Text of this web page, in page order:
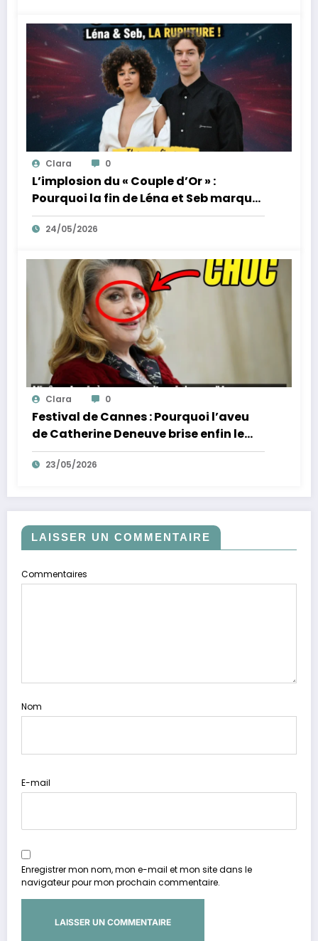
Clara 0
L’implosion du « Couple d’Or » :
Pourquoi la fin de Léna et Seb marque
la fin de l’innocence sur YouTube
24/05/2026
Clara 0
Festival de Cannes : Pourquoi l’aveu
de Catherine Deneuve brise enfin le
mythe de la Croisette
23/05/2026
LAISSER UN COMMENTAIRE
Commentaires
Nom
E-mail
Enregistrer mon nom, mon e-mail et mon site dans le
navigateur pour mon prochain commentaire.